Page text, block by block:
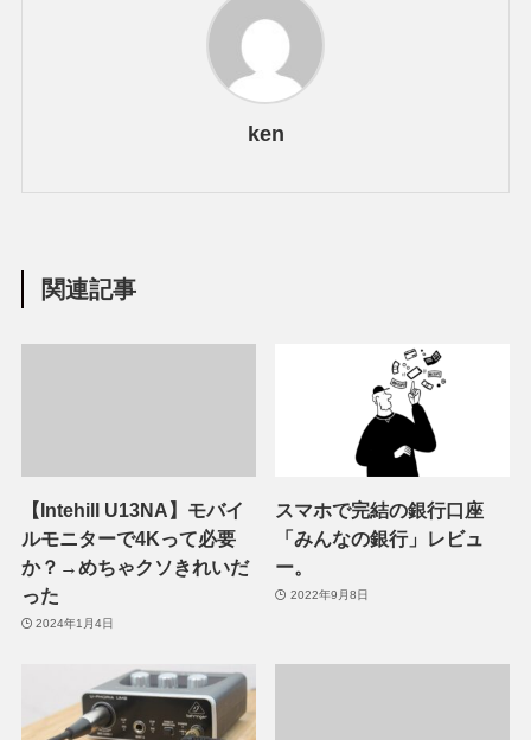
ken
関連記事
【Intehill U13NA】モバイ
ルモニターで4Kって必要
か？→めちゃクソきれいだ
った
2024年1月4日
スマホで完結の銀行口座
「みんなの銀行」レビュ
ー。
2022年9月8日